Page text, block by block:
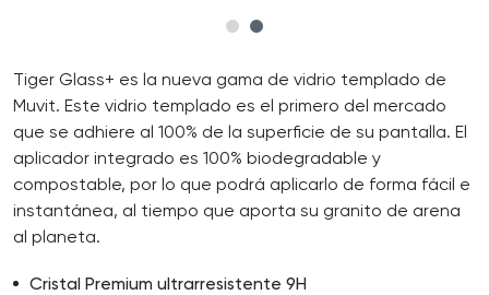
Tiger Glass+ es la nueva gama de vidrio templado de
Muvit. Este vidrio templado es el primero del mercado
que se adhiere al 100% de la superficie de su pantalla. El
aplicador integrado es 100% biodegradable y
compostable, por lo que podrá aplicarlo de forma fácil e
instantánea, al tiempo que aporta su granito de arena
al planeta.
Cristal Premium ultrarresistente 9H